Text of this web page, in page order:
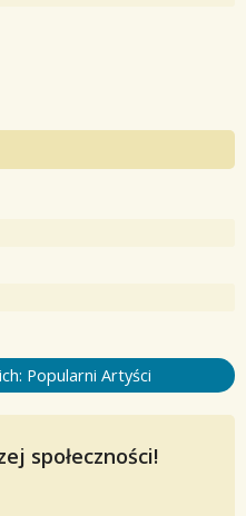
Popularni Artyści
społeczności!